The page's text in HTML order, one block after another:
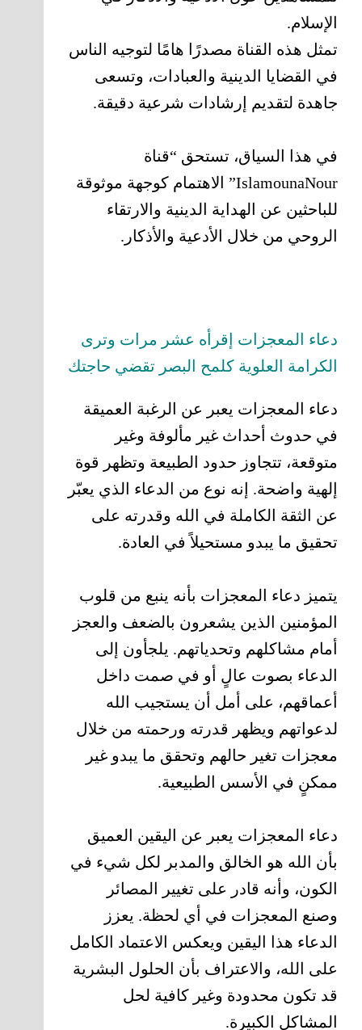
الإسلام.
تمثل هذه القناة مصدرًا هامًا لتوجيه الناس
في القضايا الدينية والعبادات، وتسعى
جاهدة لتقديم إرشادات شرعية دقيقة.
في هذا السياق، تستحق “قناة
IslamounaNour” الاهتمام كوجهة موثوقة
للباحثين عن الهداية الدينية والارتقاء
الروحي من خلال الأدعية والأذكار.
دعاء المعجزات إقرأه عشر مرات وترى
الكرامة العلوية كلمح البصر تقضي حاجتك
دعاء المعجزات يعبر عن الرغبة العميقة
في حدوث أحداث غير مألوفة وغير
متوقعة، تتجاوز حدود الطبيعة وتظهر قوة
إلهية واضحة. إنه نوع من الدعاء الذي يعبّر
عن الثقة الكاملة في الله وقدرته على
تحقيق ما يبدو مستحيلاً في العادة.
يتميز دعاء المعجزات بأنه ينبع من قلوب
المؤمنين الذين يشعرون بالضعف والعجز
أمام مشاكلهم وتحدياتهم. يلجأون إلى
الدعاء بصوت عالٍ أو في صمت داخل
أعماقهم، على أمل أن يستجيب الله
لدعواتهم ويظهر قدرته ورحمته من خلال
معجزات تغير حالهم وتحقق ما يبدو غير
ممكنٍ في الأسس الطبيعية.
دعاء المعجزات يعبر عن اليقين العميق
بأن الله هو الخالق والمدبر لكل شيء في
الكون، وأنه قادر على تغيير المصائر
وصنع المعجزات في أي لحظة. يعزز
الدعاء هذا اليقين ويعكس الاعتماد الكامل
على الله، والاعتراف بأن الحلول البشرية
قد تكون محدودة وغير كافية لحل
المشاكل الكبيرة.